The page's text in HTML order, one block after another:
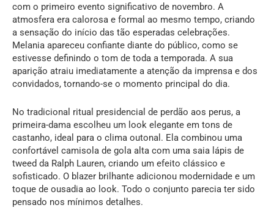
com o primeiro evento significativo de novembro. A
atmosfera era calorosa e formal ao mesmo tempo, criando
a sensação do início das tão esperadas celebrações.
Melania apareceu confiante diante do público, como se
estivesse definindo o tom de toda a temporada. A sua
aparição atraiu imediatamente a atenção da imprensa e dos
convidados, tornando-se o momento principal do dia.
No tradicional ritual presidencial de perdão aos perus, a
primeira-dama escolheu um look elegante em tons de
castanho, ideal para o clima outonal. Ela combinou uma
confortável camisola de gola alta com uma saia lápis de
tweed da Ralph Lauren, criando um efeito clássico e
sofisticado. O blazer brilhante adicionou modernidade e um
toque de ousadia ao look. Todo o conjunto parecia ter sido
pensado nos mínimos detalhes.